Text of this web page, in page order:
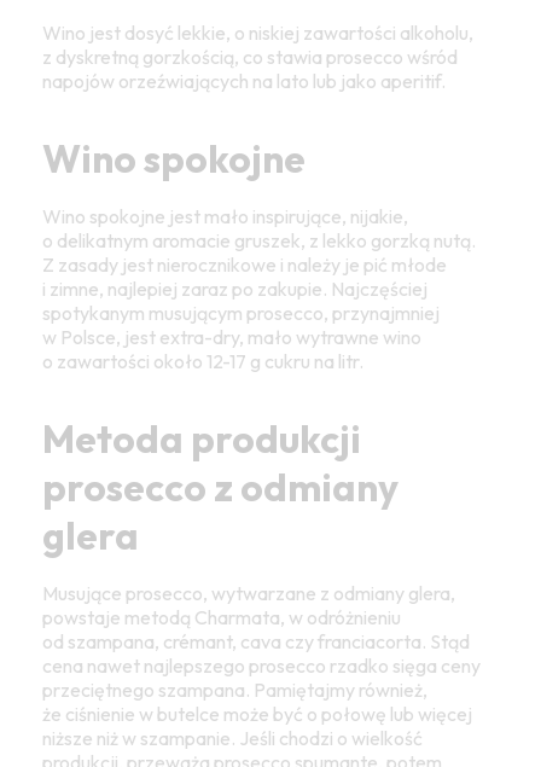
Wino jest dosyć lekkie, o niskiej zawartości alkoholu,
z dyskretną gorzkością, co stawia prosecco wśród
napojów orzeźwiających na lato lub jako aperitif.
Wino spokojne
Wino spokojne jest mało inspirujące, nijakie,
o delikatnym aromacie gruszek, z lekko gorzką nutą.
Z zasady jest nierocznikowe i należy je pić młode
i zimne, najlepiej zaraz po zakupie. Najczęściej
spotykanym musującym prosecco, przynajmniej
w Polsce, jest extra-dry, mało wytrawne wino
o zawartości około 12-17 g cukru na litr.
Metoda produkcji
prosecco z odmiany
glera
Musujące prosecco, wytwarzane z odmiany glera,
powstaje metodą Charmata, w odróżnieniu
od szampana, crémant, cava czy franciacorta. Stąd
cena nawet najlepszego prosecco rzadko sięga ceny
przeciętnego szampana. Pamiętajmy również,
że ciśnienie w butelce może być o połowę lub więcej
niższe niż w szampanie. Jeśli chodzi o wielkość
produkcji, przeważa prosecco spumante, potem